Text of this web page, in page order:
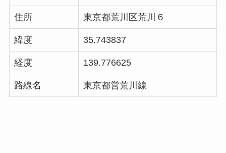
住所 東京都荒川区荒川６
緯度 35.743837
経度 139.776625
路線名 東京都営荒川線